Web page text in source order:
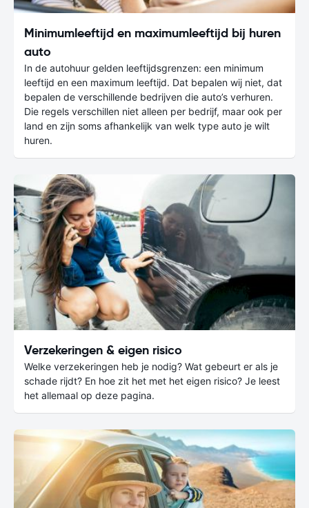
Minimumleeftijd en maximumleeftijd bij huren
auto
In de autohuur gelden leeftijdsgrenzen: een minimum
leeftijd en een maximum leeftijd. Dat bepalen wij niet, dat
bepalen de verschillende bedrijven die auto’s verhuren.
Die regels verschillen niet alleen per bedrijf, maar ook per
land en zijn soms afhankelijk van welk type auto je wilt
huren.
Verzekeringen & eigen risico
Welke verzekeringen heb je nodig? Wat gebeurt er als je
schade rijdt? En hoe zit het met het eigen risico? Je leest
het allemaal op deze pagina.